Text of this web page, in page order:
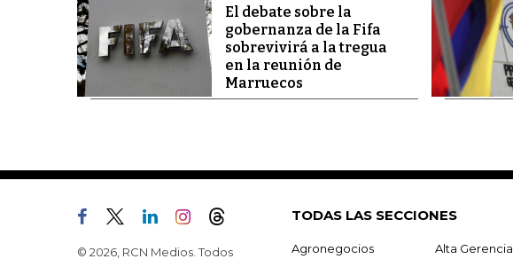
El debate sobre la
gobernanza de la Fifa
sobrevivirá a la tregua
en la reunión de
Marruecos
© 2026, RCN Medios. Todos
TODAS LAS SECCIONES
Agronegocios Alta Gerencia